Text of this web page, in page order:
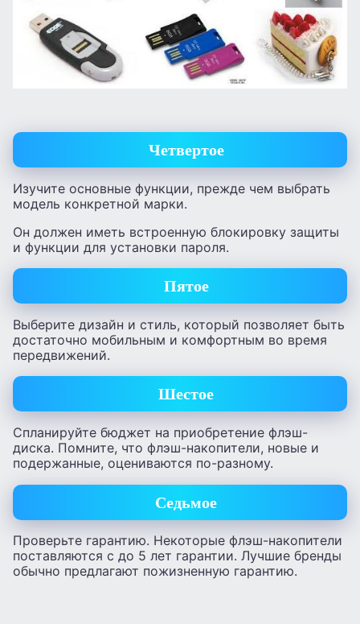
Четвертое
Изучите основные функции, прежде чем выбрать
модель конкретной марки.
Он должен иметь встроенную блокировку защиты
и функции для установки пароля.
Пятое
Выберите дизайн и стиль, который позволяет быть
достаточно мобильным и комфортным во время
передвижений.
Шестое
Спланируйте бюджет на приобретение флэш-
диска. Помните, что флэш-накопители, новые и
подержанные, оцениваются по-разному.
Седьмое
Проверьте гарантию. Некоторые флэш-накопители
поставляются с до 5 лет гарантии. Лучшие бренды
обычно предлагают пожизненную гарантию.